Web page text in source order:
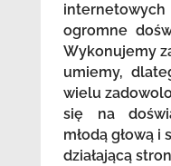
ogromne
Wykonujemy
umiemy,
wielu
się na
młodą głową
działającą